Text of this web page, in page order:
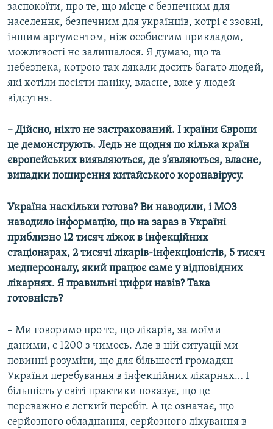
заспокоїти, про те, що місце є безпечним для
населення, безпечним для українців, котрі є ззовні,
іншим аргументом, ніж особистим прикладом,
можливості не залишалося. Я думаю, що та
небезпека, котрою так лякали досить багато людей,
які хотіли посіяти паніку, власне, вже у людей
відсутня.
– Дійсно, ніхто не застрахований. І країни Європи
це демонструють. Ледь не щодня по кілька країн
європейських виявляються, де з’являються, власне,
випадки поширення китайського коронавірусу.
Україна наскільки готова? Ви наводили, і МОЗ
наводило інформацію, що на зараз в Україні
приблизно 12 тисяч ліжок в інфекційних
стаціонарах, 2 тисячі лікарів-інфекціоністів, 5 тисяч
медперсоналу, який працює саме у відповідних
лікарнях. Я правильні цифри навів? Така
готовність?
– Ми говоримо про те, що лікарів, за моїми
даними, є 1200 з чимось. Але в цій ситуації ми
повинні розуміти, що для більшості громадян
України перебування в інфекційних лікарнях… І
більшість у світі практики показує, що це
переважно є легкий перебіг. А це означає, що
серйозного обладнання, серйозного лікування в